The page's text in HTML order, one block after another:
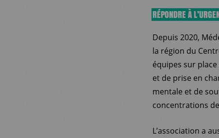
RÉPONDRE À
Depuis 2020,
la région du
équipes sur
et de prise en
mentale et de
concentrations
L’association a